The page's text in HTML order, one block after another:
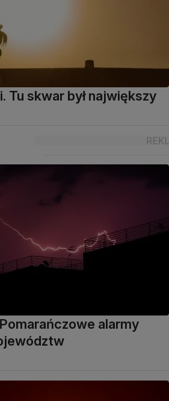
Tu skwar był największy
alarmy